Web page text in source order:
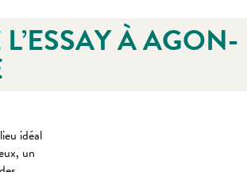
À AGON-
idéal
un